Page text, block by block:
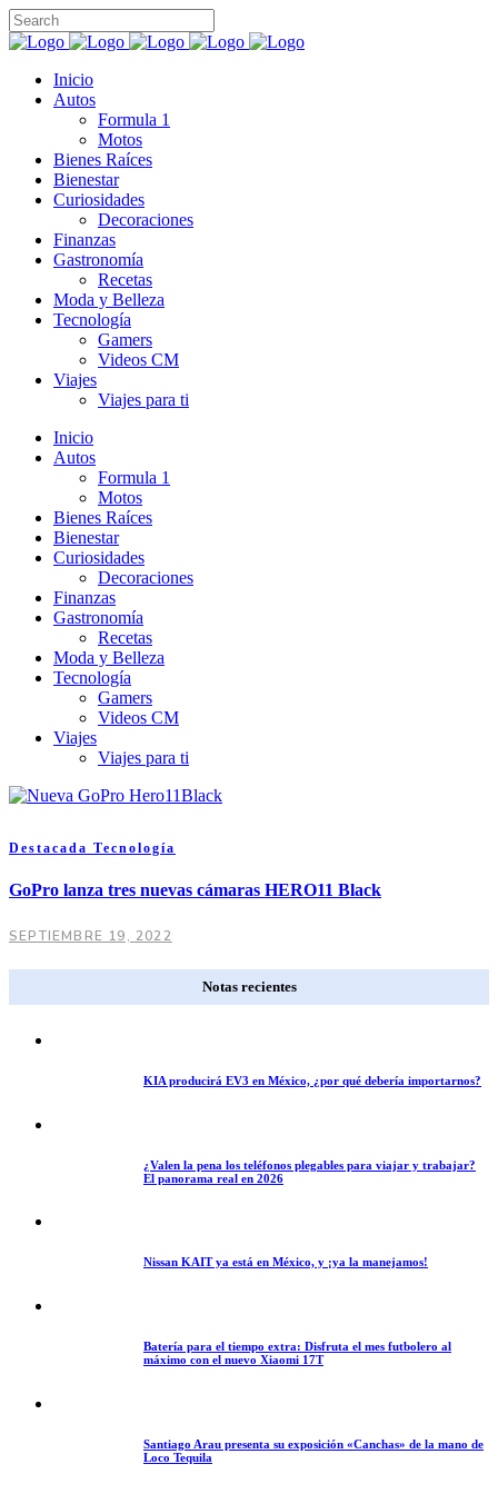
Inicio
Autos
Formula 1
Motos
Bienes Raíces
Bienestar
Curiosidades
Decoraciones
Finanzas
Gastronomía
Recetas
Moda y Belleza
Tecnología
Gamers
Videos CM
Viajes
Viajes para ti
Inicio
Autos
Formula 1
Motos
Bienes Raíces
Bienestar
Curiosidades
Decoraciones
Finanzas
Gastronomía
Recetas
Moda y Belleza
Tecnología
Gamers
Videos CM
Viajes
Viajes para ti
Destacada Tecnología
GoPro lanza tres nuevas cámaras HERO11 Black
SEPTIEMBRE 19, 2022
Notas recientes
KIA producirá EV3 en México, ¿por qué debería importarnos?
¿Valen la pena los teléfonos plegables para viajar y trabajar?
El panorama real en 2026
Nissan KAIT ya está en México, y ¡ya la manejamos!
Batería para el tiempo extra: Disfruta el mes futbolero al
máximo con el nuevo Xiaomi 17T
Santiago Arau presenta su exposición «Canchas» de la mano de
Loco Tequila